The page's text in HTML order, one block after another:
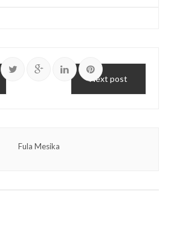
Next post
Fula Mesika